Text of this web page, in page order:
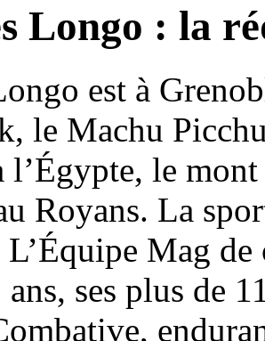
Longo : la
est à
le Machu
l’Égypte, le
Royans. La
L’Équipe Mag
ans, ses plus de